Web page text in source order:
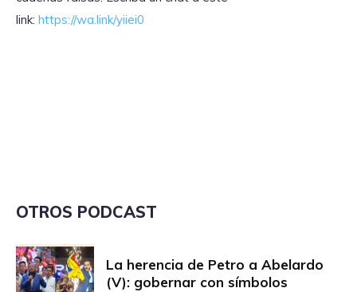
link: https://wa.link/yiiei0
OTROS PODCAST
La herencia de Petro a Abelardo
(V): gobernar con símbolos